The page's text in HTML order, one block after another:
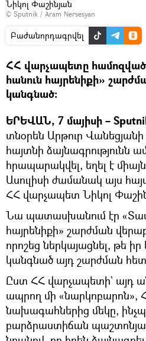
Նիկոլ Փաշինյան
© Sputnik / Aram Nersesyan
Բաժանորդագրվել
ՀՀ վարչապետը համոզված
հանուն հայրենիքի»
կանգնած։
ԵՐԵՎԱՆ, 7 մայիսի –
տնօրեն Արթուր
հայտնի ձայնագրությունն
հրապարակվել, եղել է
Ասուլիսի ժամանակ այս
ՀՀ վարչապետ Նիկոլ
Նա պատասխանում էր
հայրենիքի» շարժման
որոշեց ներկայացնել, թե
կանգնած այդ շարժման
Ըստ ՀՀ վարչապետի` այդ
ապրող մի «նարկոբարոն»,
նախագահներից մեկը,
բարձրաստիճան